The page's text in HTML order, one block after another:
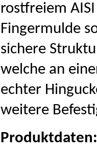
rostfreiem
Fingermulde
sichere
welche an
echter
weitere
Produktdaten: